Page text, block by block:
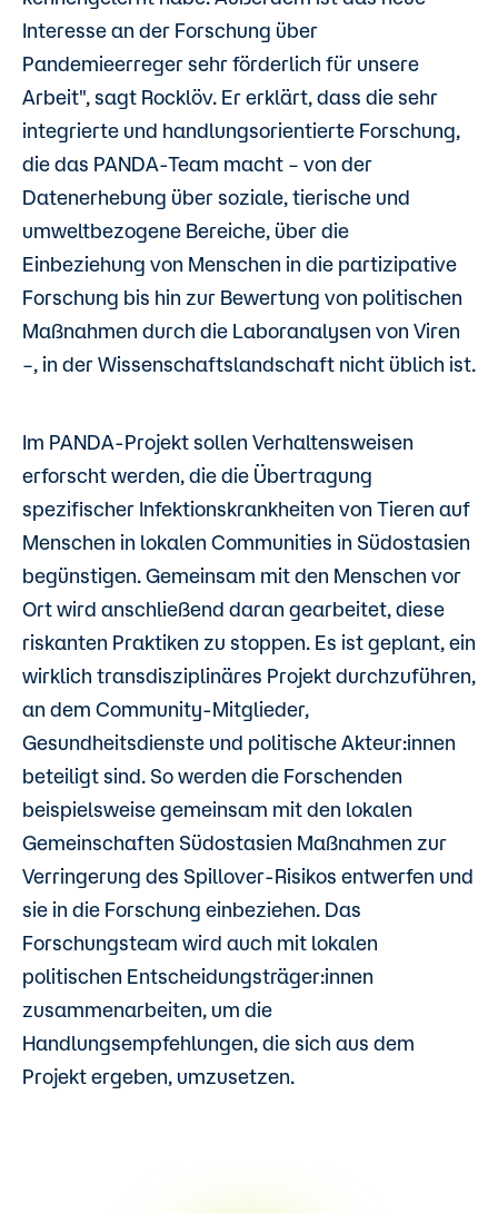
Interesse an der Forschung über
Pandemieerreger sehr förderlich für unsere
Arbeit", sagt Rocklöv. Er erklärt, dass die sehr
integrierte und handlungsorientierte Forschung,
die das PANDA-Team macht – von der
Datenerhebung über soziale, tierische und
umweltbezogene Bereiche, über die
Einbeziehung von Menschen in die partizipative
Forschung bis hin zur Bewertung von politischen
Maßnahmen durch die Laboranalysen von Viren
–, in der Wissenschaftslandschaft nicht üblich ist.
Im PANDA-Projekt sollen Verhaltensweisen
erforscht werden, die die Übertragung
spezifischer Infektionskrankheiten von Tieren auf
Menschen in lokalen Communities in Südostasien
begünstigen. Gemeinsam mit den Menschen vor
Ort wird anschließend daran gearbeitet, diese
riskanten Praktiken zu stoppen. Es ist geplant, ein
wirklich transdisziplinäres Projekt durchzuführen,
an dem Community-Mitglieder,
Gesundheitsdienste und politische Akteur:innen
beteiligt sind. So werden die Forschenden
beispielsweise gemeinsam mit den lokalen
Gemeinschaften Südostasien Maßnahmen zur
Verringerung des Spillover-Risikos entwerfen und
sie in die Forschung einbeziehen. Das
Forschungsteam wird auch mit lokalen
politischen Entscheidungsträger:innen
zusammenarbeiten, um die
Handlungsempfehlungen, die sich aus dem
Projekt ergeben, umzusetzen.